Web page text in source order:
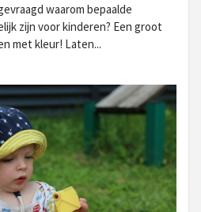
waarom bepaalde
zijn voor kinderen? Een groot
met kleur! Laten...